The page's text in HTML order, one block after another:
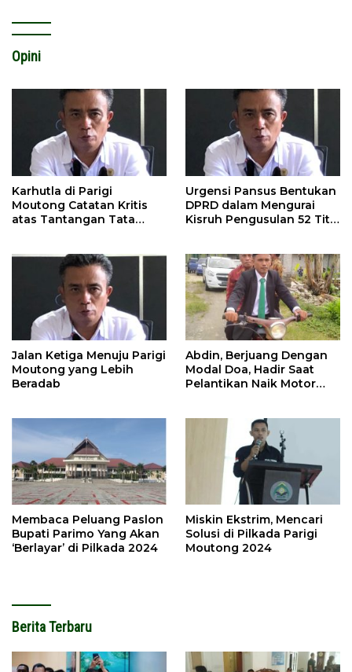
Opini
Karhutla di Parigi
Moutong Catatan Kritis
atas Tantangan Tata
Urgensi Pansus Bentukan
DPRD dalam Mengurai
Kisruh Pengusulan 52 Titik
Jalan Ketiga Menuju Parigi
Moutong yang Lebih
Beradab
Abdin, Berjuang Dengan
Modal Doa, Hadir Saat
Pelantikan Naik Motor
Membaca Peluang Paslon
Bupati Parimo Yang Akan
‘Berlayar’ di Pilkada 2024
Miskin Ekstrim, Mencari
Solusi di Pilkada Parigi
Moutong 2024
Berita Terbaru